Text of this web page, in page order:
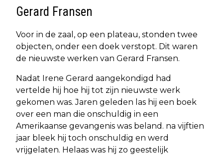
Gerard Fransen
Voor in de zaal, op een plateau, stonden twee
objecten, onder een doek verstopt. Dit waren
de nieuwste werken van Gerard Fransen.
Nadat Irene Gerard aangekondigd had
vertelde hij hoe hij tot zijn nieuwste werk
gekomen was. Jaren geleden las hij een boek
over een man die onschuldig in een
Amerikaanse gevangenis was beland. na vijftien
jaar bleek hij toch onschuldig en werd
vrijgelaten. Helaas was hij zo geestelijk